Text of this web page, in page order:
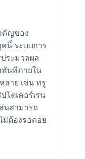
คัญของ
นี้ ระบบการ
ระมวลผล
ทันทีภายใน
ลาย เช่น ทรู
โตเคอร์เรน
นสามารถ
ม่ต้องรอคอย